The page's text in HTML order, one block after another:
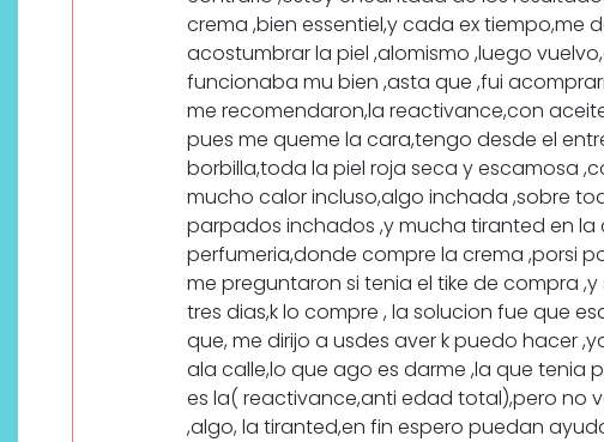
crema ,bien essentiel,y cada ex tiempo,me
acostumbrar la piel ,alomismo ,luego
funcionaba mu bien ,asta que ,fui
me recomendaron,la reactivance,con
pues me queme la cara,tengo desde el
borbilla,toda la piel roja seca y escamosa
mucho calor incluso,algo inchada ,sobre
parpados inchados ,y mucha tiranted en la
perfumeria,donde compre la crema ,porsi
me preguntaron si tenia el tike de compra
tres dias,k lo compre , la solucion fue que
que, me dirijo a usdes aver k puedo hacer
ala calle,lo que ago es darme ,la que tenia
es la( reactivance,anti edad total),pero no
,algo, la tiranted,en fin espero puedan